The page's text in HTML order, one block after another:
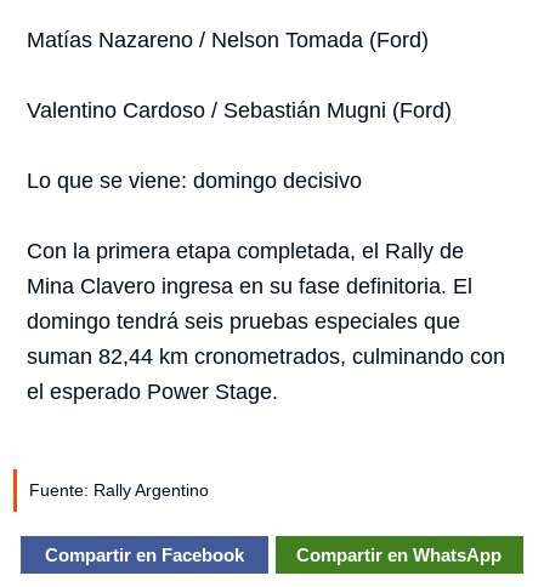
Matías Nazareno / Nelson Tomada (Ford)
Valentino Cardoso / Sebastián Mugni (Ford)
Lo que se viene: domingo decisivo
Con la primera etapa completada, el Rally de
Mina Clavero ingresa en su fase definitoria. El
domingo tendrá seis pruebas especiales que
suman 82,44 km cronometrados, culminando con
el esperado Power Stage.
Fuente: Rally Argentino
Compartir en Facebook Compartir en WhatsApp